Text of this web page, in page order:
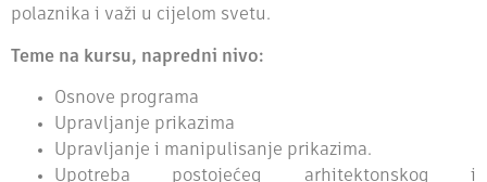
polaznika i važi u cijelom svetu.
Teme na kursu, napredni nivo:
Osnove programa
Upravljanje prikazima
Upravljanje i manipulisanje prikazima.
Upotreba postojećeg arhitektonskog i